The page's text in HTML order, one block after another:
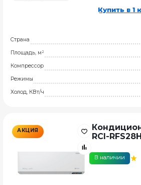
Купить в 1
Страна
Площадь, м²
Компрессор
Режимы
Холод, КВт/ч
АКЦИЯ
RCI-
В наличии